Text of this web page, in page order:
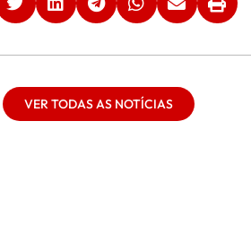
VER TODAS AS NOTÍCIAS